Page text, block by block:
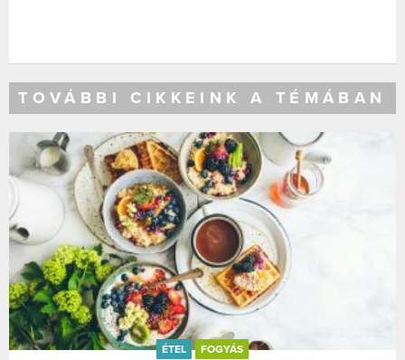
TOVÁBBI CIKKEINK A TÉMÁBAN
ÉTEL FOGYÁS